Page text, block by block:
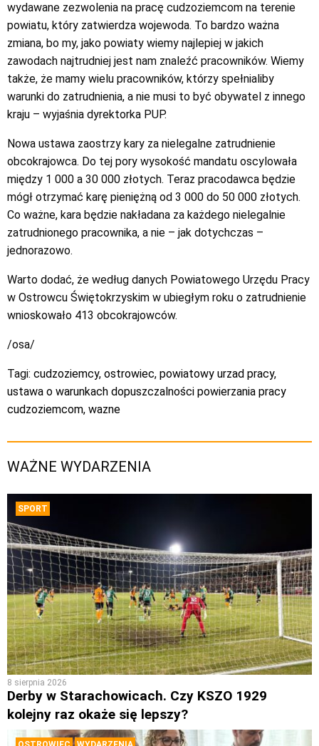
wydawane zezwolenia na pracę cudzoziemcom na terenie
powiatu, który zatwierdza wojewoda. To bardzo ważna
zmiana, bo my, jako powiaty wiemy najlepiej w jakich
zawodach najtrudniej jest nam znaleźć pracowników. Wiemy
także, że mamy wielu pracowników, którzy spełnialiby
warunki do zatrudnienia, a nie musi to być obywatel z innego
kraju – wyjaśnia dyrektorka PUP.
Nowa ustawa zaostrzy kary za nielegalne zatrudnienie
obcokrajowca. Do tej pory wysokość mandatu oscylowała
między 1 000 a 30 000 złotych. Teraz pracodawca będzie
mógł otrzymać karę pieniężną od 3 000 do 50 000 złotych.
Co ważne, kara będzie nakładana za każdego nielegalnie
zatrudnionego pracownika, a nie – jak dotychczas –
jednorazowo.
Warto dodać, że według danych Powiatowego Urzędu Pracy
w Ostrowcu Świętokrzyskim w ubiegłym roku o zatrudnienie
wnioskowało 413 obcokrajowców.
/osa/
Tagi: cudzoziemcy, ostrowiec, powiatowy urzad pracy,
ustawa o warunkach dopuszczalności powierzania pracy
cudzoziemcom, wazne
WAŻNE WYDARZENIA
SPORT
8 sierpnia 2026
Derby w Starachowicach. Czy KSZO 1929
kolejny raz okaże się lepszy?